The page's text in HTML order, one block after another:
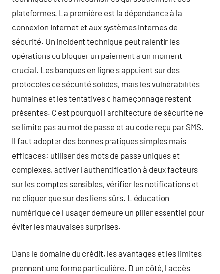
plateformes. La première est la dépendance à la
connexion Internet et aux systèmes internes de
sécurité. Un incident technique peut ralentir les
opérations ou bloquer un paiement à un moment
crucial. Les banques en ligne s appuient sur des
protocoles de sécurité solides, mais les vulnérabilités
humaines et les tentatives d hameçonnage restent
présentes. C est pourquoi l architecture de sécurité ne
se limite pas au mot de passe et au code reçu par SMS.
Il faut adopter des bonnes pratiques simples mais
efficaces: utiliser des mots de passe uniques et
complexes, activer l authentification à deux facteurs
sur les comptes sensibles, vérifier les notifications et
ne cliquer que sur des liens sûrs. L éducation
numérique de l usager demeure un pilier essentiel pour
éviter les mauvaises surprises.
Dans le domaine du crédit, les avantages et les limites
prennent une forme particulière. D un côté, l accès